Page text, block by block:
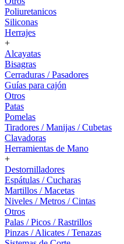
Poliuretanicos
Siliconas
Herrajes
+
Alcayatas
Bisagras
Cerraduras / Pasadores
Guías para cajón
Otros
Patas
Pomelas
Tiradores / Manijas / Cubetas
Clavadoras
Herramientas de Mano
+
Destornilladores
Espátulas / Cucharas
Martillos / Macetas
Niveles / Metros / Cintas
Otros
Palas / Picos / Rastrillos
Pinzas / Alicates / Tenazas